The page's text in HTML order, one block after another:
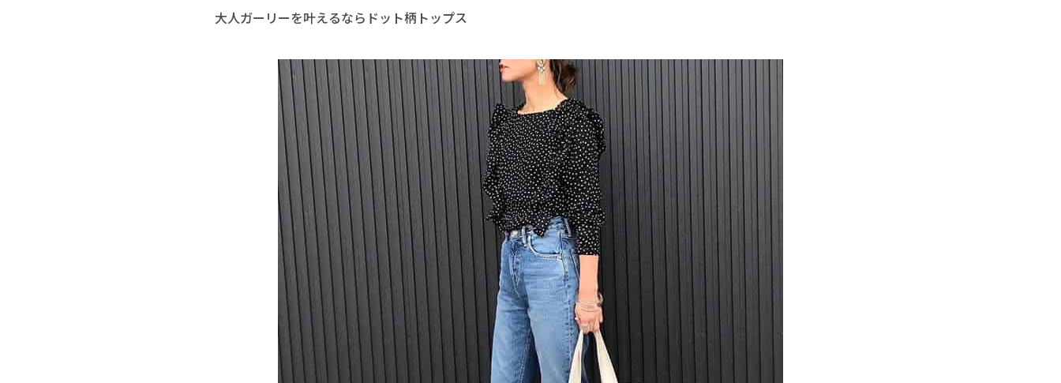
大人ガーリーを叶えるならドット柄トップス